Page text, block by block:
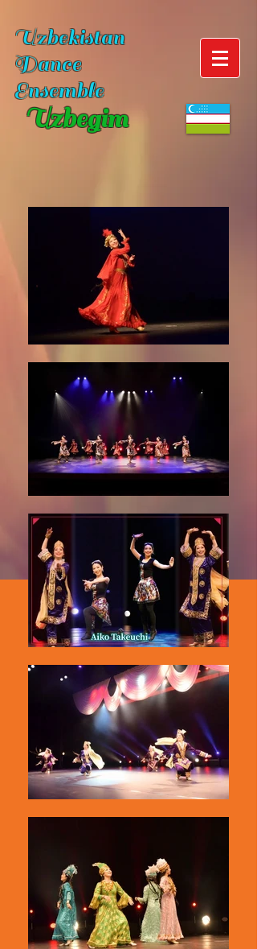
Uzbekistan
Dance
Ensemble
Uzbegim